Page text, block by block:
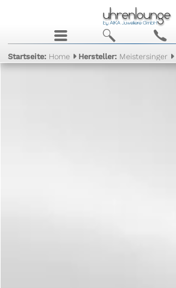
j b c
Startseite: Home Hersteller: Meistersinger